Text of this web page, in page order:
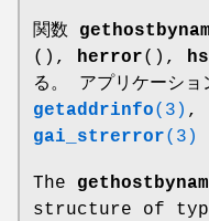
関数
(),
herror(),
る。 アプリケーショ
getaddrinfo(3) ,
gai_strerror(3)
The
structure of